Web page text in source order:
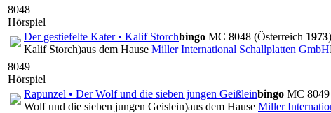
8048
Hörspiel
Der gestiefelte Kater • Kalif Storchbingo MC 8048 (Österreich 1973)
Kalif Storch)aus dem Hause Miller International Schallplatten GmbH
8049
Hörspiel
Rapunzel • Der Wolf und die sieben jungen Geißleinbingo MC 8049
Wolf und die sieben jungen Geislein)aus dem Hause Miller